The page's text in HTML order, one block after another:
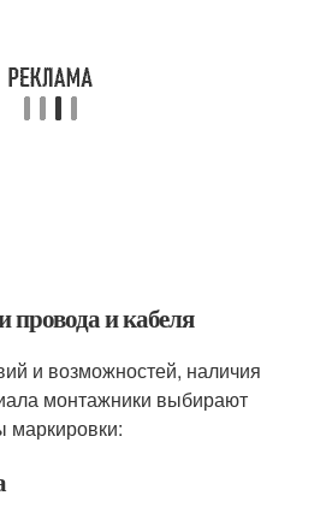
и кабеля
и возможностей, наличия
монтажники выбирают
маркировки: